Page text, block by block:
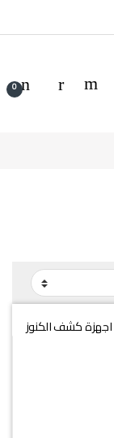
0
اجهزة كشف الكنوز